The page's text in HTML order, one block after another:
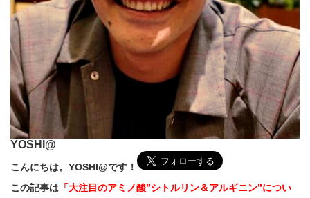
YOSHI@
こんにちは。YOSHI@です！
この記事は 「大注目のアミノ酸”シトルリン＆アルギニン”につい